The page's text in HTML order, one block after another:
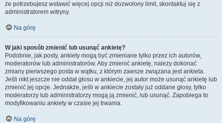
że potrzebujesz wstawić więcej opcji niż dozwolony limit, skontaktuj się z
administratorem witryny.
Na górę
W jaki sposób zmienić lub usunąć ankietę?
Podobnie, jak posty, ankiety mogą być zmieniane tylko przez ich autorów,
moderatorów lub administratorów. Aby zmienić ankietę, należy dokonać
zmiany pierwszego posta w wątku, z którym zawsze związana jest ankieta.
Jeśli nikt jeszcze nie oddał głosu w ankiecie, jej autor może usunąć ankietę lub
zmienić jej opcje. Jednakże, jeśli w ankiecie zostały już oddane głosy, tylko
moderatorzy lub administratorzy mogą ją zmienić, lub usunąć. Zapobiega to
modyfikowaniu ankiety w czasie jej trwania.
Na górę